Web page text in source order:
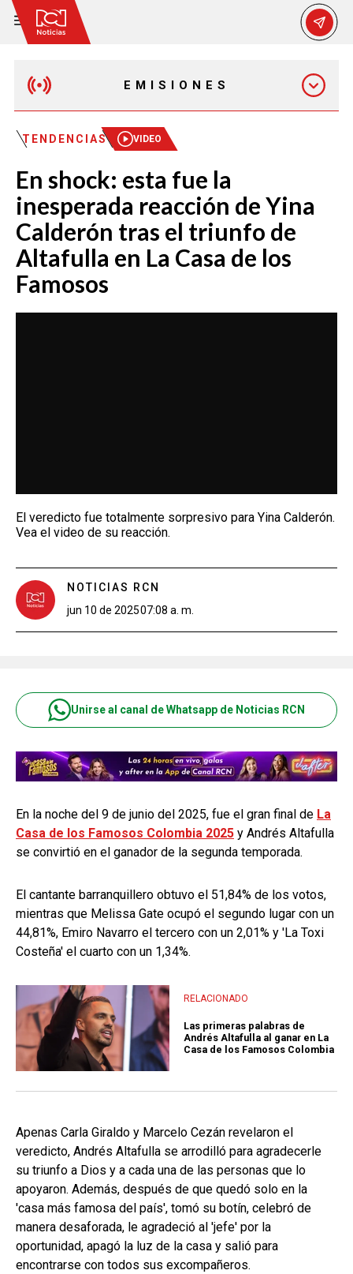
EMISIONES
MAÑANA EXPRESS
EMISIÓN 12:30 PM
EMISIÓN 7:00 PM
EMISIÓN 11:30 PM
TENDENCIAS VIDEO
En shock: esta fue la
inesperada reacción de Yina
Calderón tras el triunfo de
Altafulla en La Casa de los
Famosos
El veredicto fue totalmente sorpresivo para Yina Calderón.
Vea el video de su reacción.
NOTICIAS RCN
jun 10 de 202507:08 a. m.
Unirse al canal de Whatsapp de Noticias RCN
En la noche del 9 de junio del 2025, fue el gran final de La
Casa de los Famosos Colombia 2025 y Andrés Altafulla
se convirtió en el ganador de la segunda temporada.
El cantante barranquillero obtuvo el 51,84% de los votos,
mientras que Melissa Gate ocupó el segundo lugar con un
44,81%, Emiro Navarro el tercero con un 2,01% y 'La Toxi
Costeña' el cuarto con un 1,34%.
RELACIONADO
Las primeras palabras de
Andrés Altafulla al ganar en La
Casa de los Famosos Colombia
Apenas Carla Giraldo y Marcelo Cezán revelaron el
veredicto, Andrés Altafulla se arrodilló para agradecerle
su triunfo a Dios y a cada una de las personas que lo
apoyaron. Además, después de que quedó solo en la
'casa más famosa del país', tomó su botín, celebró de
manera desaforada, le agradeció al 'jefe' por la
oportunidad, apagó la luz de la casa y salió para
encontrarse con todos sus excompañeros.